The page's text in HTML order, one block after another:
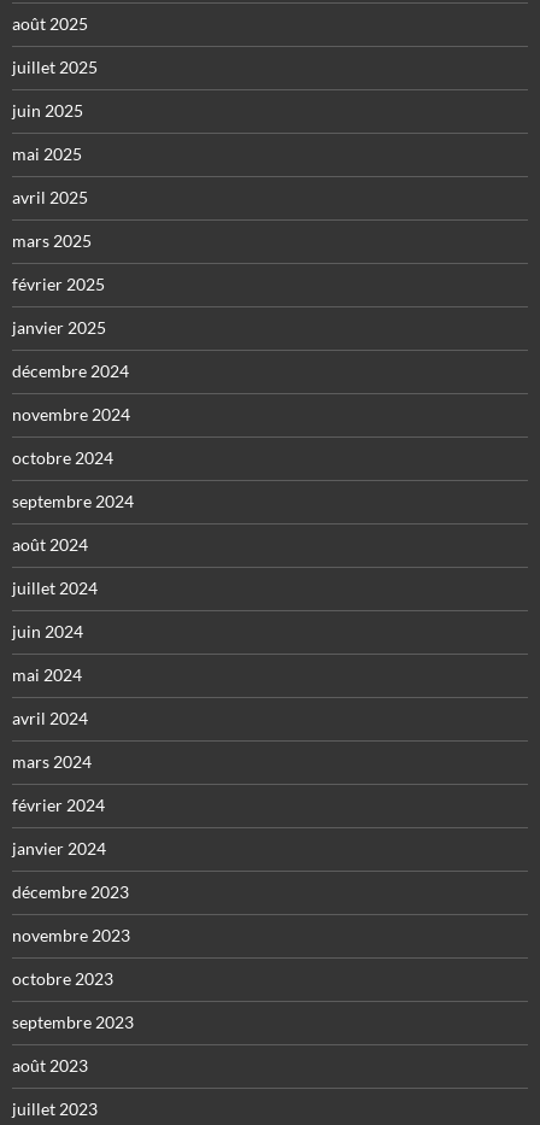
août 2025
juillet 2025
juin 2025
mai 2025
avril 2025
mars 2025
février 2025
janvier 2025
décembre 2024
novembre 2024
octobre 2024
septembre 2024
août 2024
juillet 2024
juin 2024
mai 2024
avril 2024
mars 2024
février 2024
janvier 2024
décembre 2023
novembre 2023
octobre 2023
septembre 2023
août 2023
juillet 2023